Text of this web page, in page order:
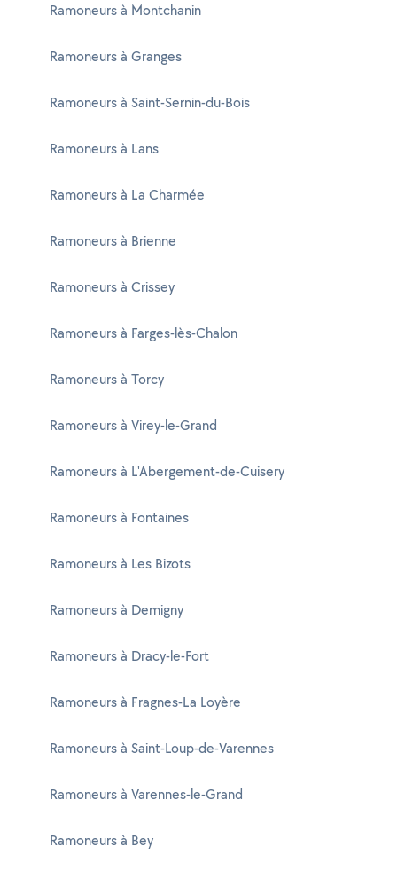
Ramoneurs à Montchanin
Ramoneurs à Granges
Ramoneurs à Saint-Sernin-du-Bois
Ramoneurs à Lans
Ramoneurs à La Charmée
Ramoneurs à Brienne
Ramoneurs à Crissey
Ramoneurs à Farges-lès-Chalon
Ramoneurs à Torcy
Ramoneurs à Virey-le-Grand
Ramoneurs à L'Abergement-de-Cuisery
Ramoneurs à Fontaines
Ramoneurs à Les Bizots
Ramoneurs à Demigny
Ramoneurs à Dracy-le-Fort
Ramoneurs à Fragnes-La Loyère
Ramoneurs à Saint-Loup-de-Varennes
Ramoneurs à Varennes-le-Grand
Ramoneurs à Bey